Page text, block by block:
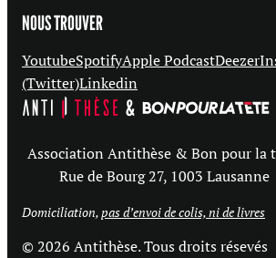
NOUS TROUVER
YoutubeSpotifyApple PodcastDeezer
(Twitter)Linkedin
Association Antithèse & Bon pour la
Rue de Bourg 27, 1003 Lausanne
Domiciliation,pas d’envoi de colis, ni de livres
© 2026 Antithèse. Tous droits résevés